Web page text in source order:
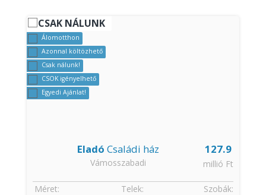
CSAK NÁLUNK
Álomotthon
Azonnal költözhető
Csak nálunk!
CSOK igényelhető
Egyedi Ajánlat!
127.9
millió Ft
Eladó Családi ház
Vámosszabadi
Szobák:
Méret:
Telek: